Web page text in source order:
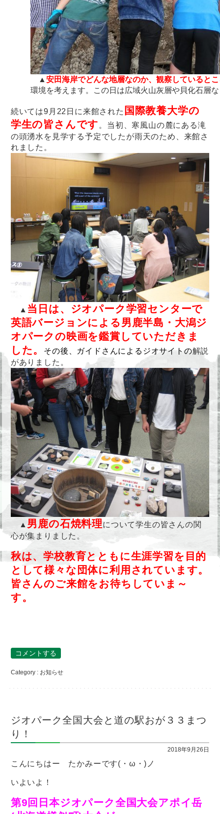
▲ 安田海岸でどんな地層なのか、観察していると
環境を考えます。この日は広域火山灰層や貝化石層
続いては9月22日に来館された 国際教養大学の
学生の皆さんです 。当初、寒風山の麓にある滝
の頭湧水を見学する予定でしたが雨天のため、来館さ
れました。
▲ 当日は、ジオパーク学習センターで
英語バージョンによる男鹿半島・大潟ジ
オパークの映画を鑑賞していただきま
した。
その後、ガイドさんによるジオサイトの解説
がありました。
▲ 男鹿の石焼料理について学生の皆さんの関
心が集まりました。
秋は、学校教育とともに生涯学習を目的
として様々な団体に利用されています。
皆さんのご来館をお待ちしていま～
す。
コメントする
Category : お知らせ
ジオパーク全国大会と道の駅おが３３まつ
り！
2018年9月26日
こんにちはー たかみーです(・ω・)ノ
いよいよ！
第9回日本ジオパーク全国大会アポイ岳